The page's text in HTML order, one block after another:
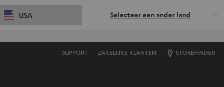
USA Selecteer een ander land
SUPPORT ZAKELIJKE KLANTEN STOREFINDER